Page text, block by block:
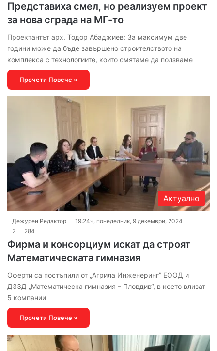
Представиха смел, но реализуем проект
за нова сграда на МГ-то
Проектантът арх. Тодор Абаджиев: За максимум две
години може да бъде завършено строителството на
комплекса с технологиите, които смятаме да ползваме
Прочети Повече »
Актуално
Дежурен Редактор
19:24ч, понеделник, 9 декември, 2024
2
284
Фирма и консорциум искат да строят
Математическата гимназия
Оферти са постъпили от „Агрила Инженеринг” ЕООД и
ДЗЗД „Математическа гимназия – Пловдив“, в което влизат
5 компании
Прочети Повече »